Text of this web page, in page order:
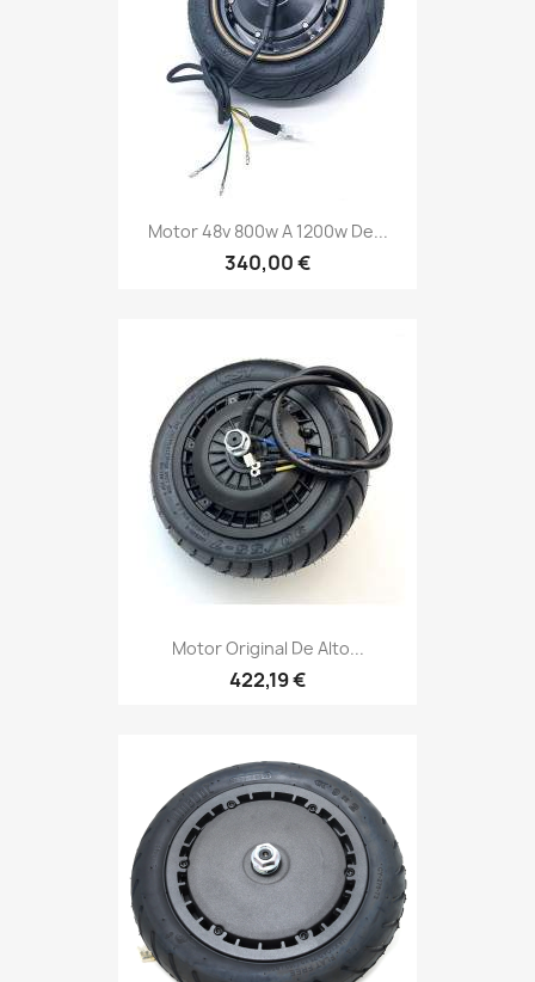
Motor 48v 800w A 1200w De...
340,00 €
Motor Original De Alto...
422,19 €